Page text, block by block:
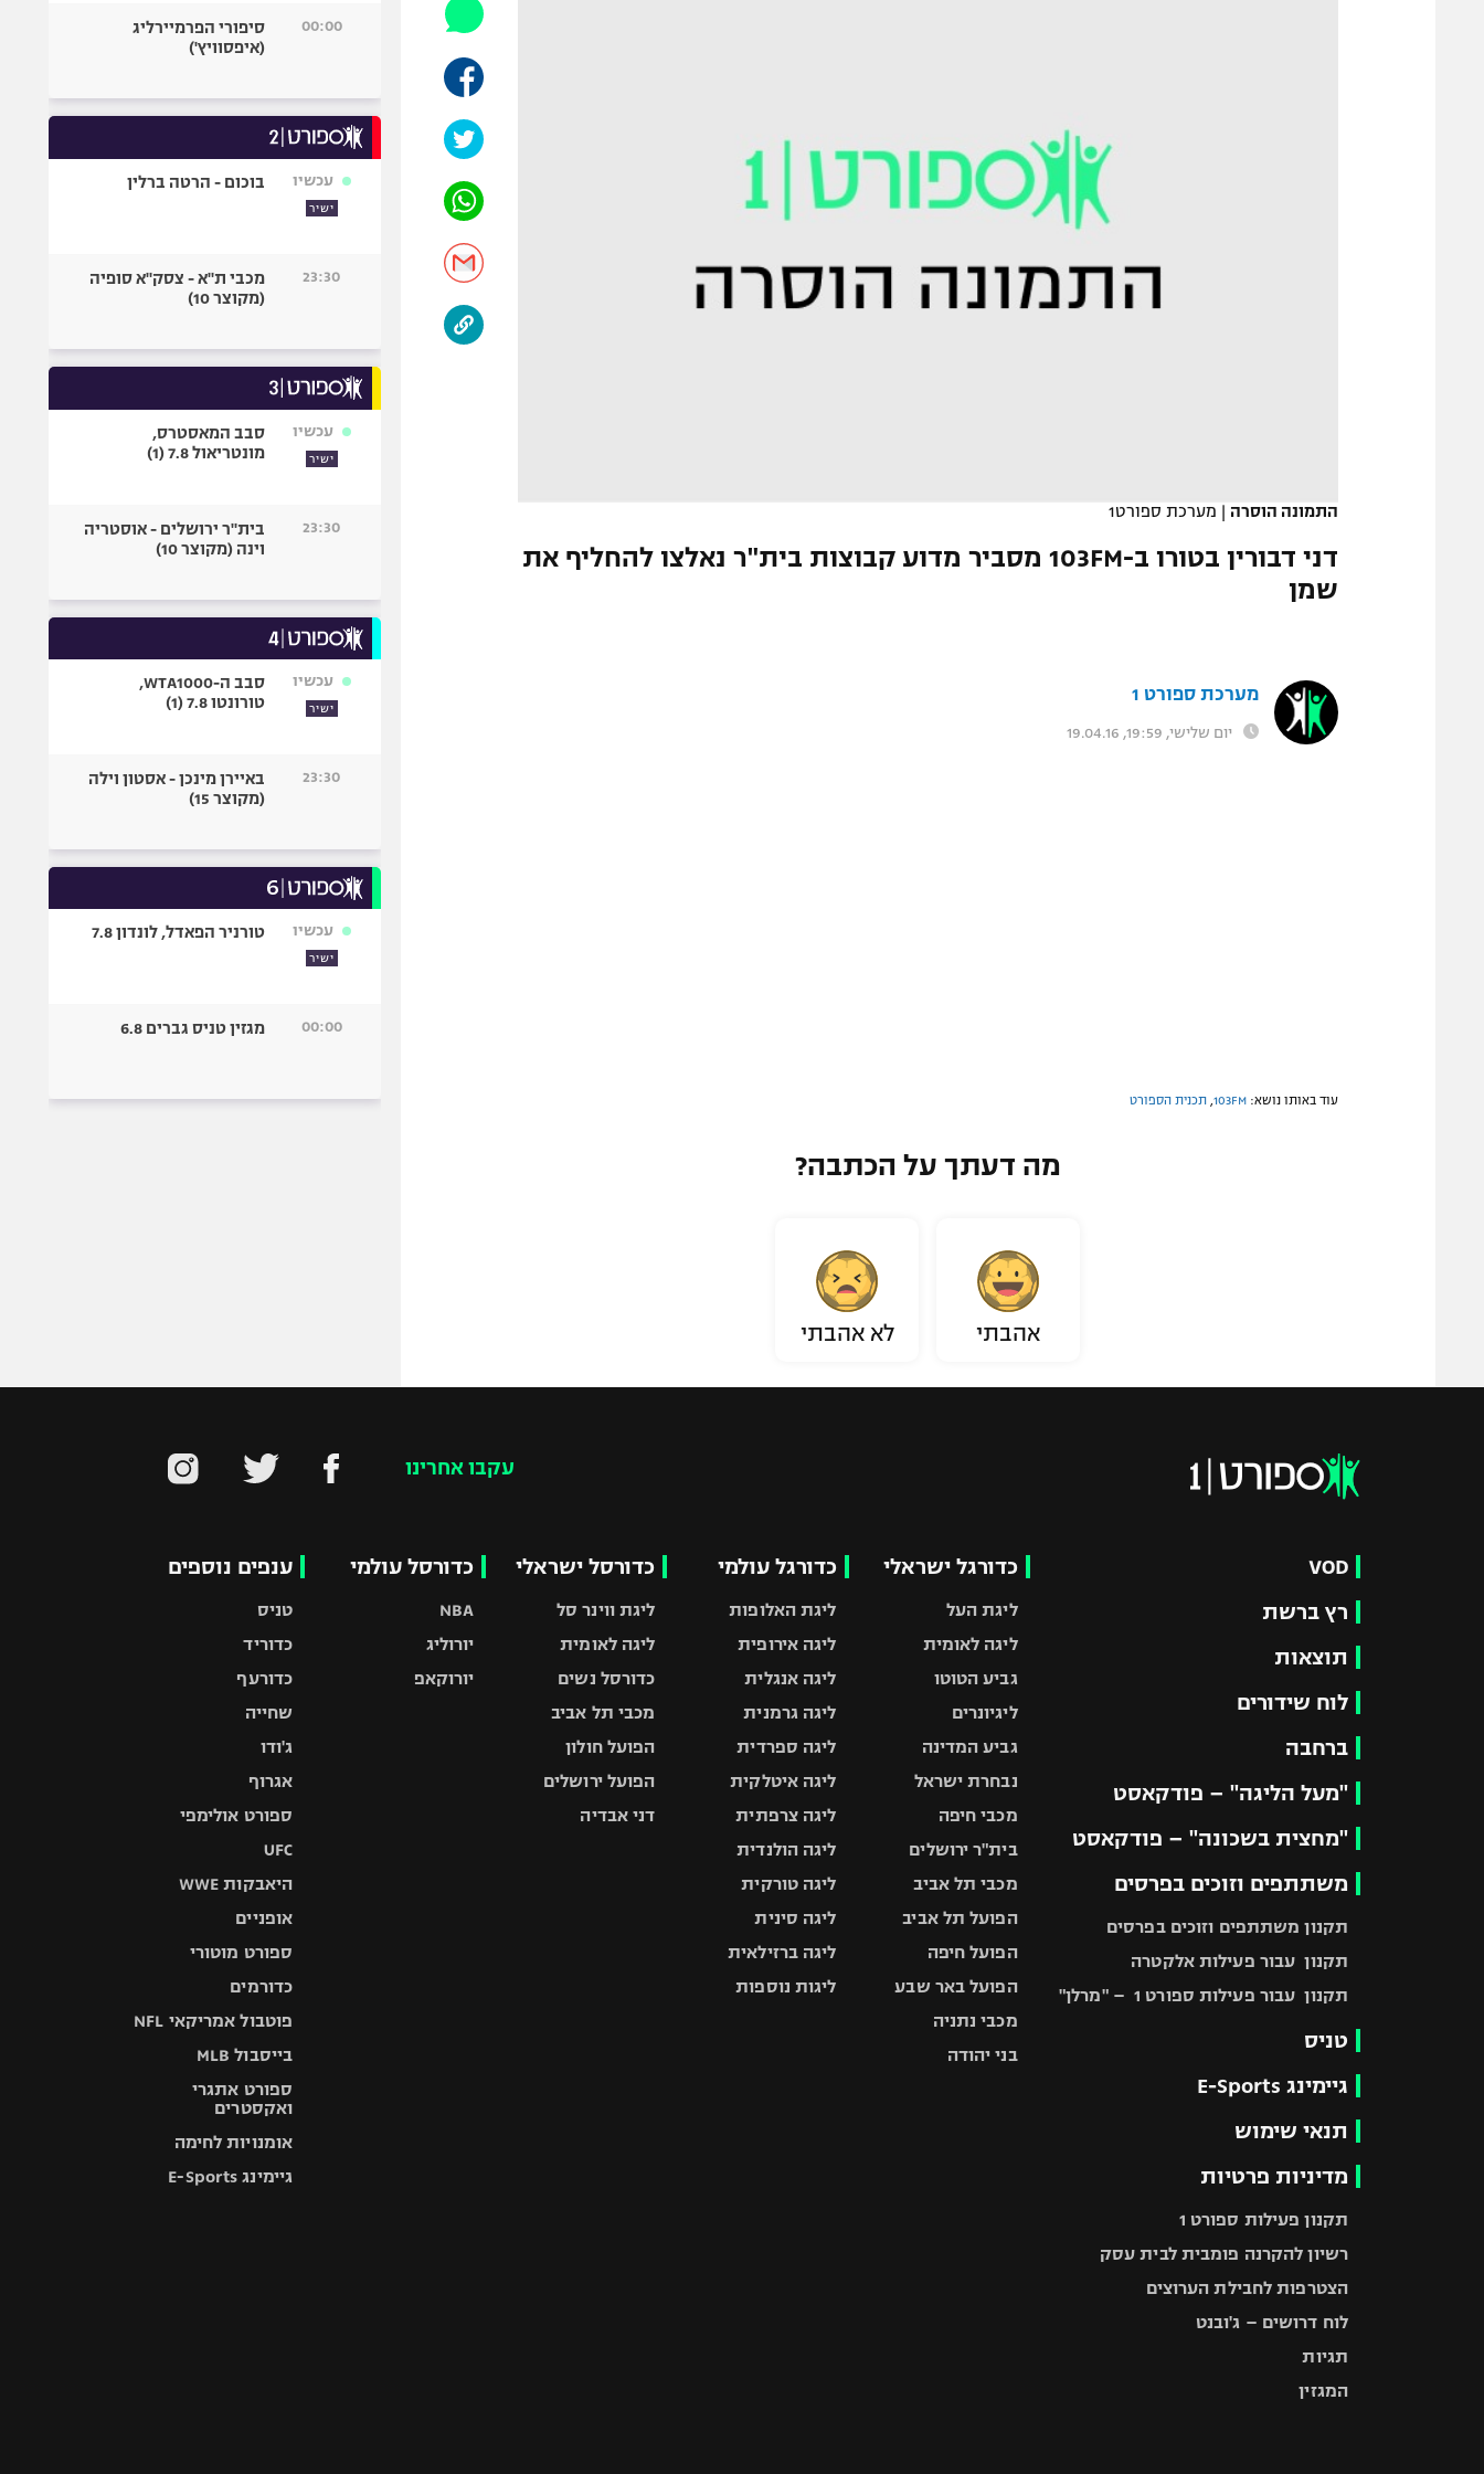
המגזין
מכבי נתניה
בני יהודה
אופניים
כדורמים
פוטבול אמריקאי NFL
גיימינג E-Sports
התמונה הוסרה | מערכת ספורט1
דני דבורין בטורו ב-103FM מסביר מדוע קבוצות בית"ר נאלצו להחליף את
שמן
מערכת ספורט 1
יום שלישי, 19:59, 19.04.16
עוד באותו נושא: 103FM תכנית הספורט
מה דעתך על הכתבה?
אהבתי לא אהבתי
00:00
סיפורי הפרמיירליג
(איפסוויץ')
עכשיו
ישיר
בוכום - הרטה ברלין
23:30
מכבי ת"א - צסק"א סופיה
(מקוצר 10)
עכשיו
ישיר
סבב המאסטרס,
מונטריאול 7.8 (1)
23:30
בית"ר ירושלים - אוסטריה
וינה (מקוצר 10)
עכשיו
ישיר
סבב ה-WTA1000,
טורונטו 7.8 (1)
23:30
באיירן מינכן - אסטון וילה
(מקוצר 15)
עכשיו
ישיר
טורניר הפאדל, לונדון 7.8
00:00 מגזין טניס גברים 6.8
עקבו אחרינו
VOD
רץ ברשת
תוצאות
לוח שידורים
ברחבה
"מעל הליגה" – פודקאסט
"מחצית בשכונה" – פודקאסט
משתתפים וזוכים בפרסים
תקנון משתתפים וזוכים בפרסים
תקנון עבור פעילות אלקטרה
תקנון עבור פעילות ספורט 1 – "מרלן"
טניס
גיימינג E-Sports
תנאי שימוש
מדיניות פרטיות
תקנון פעילות ספורט 1
רשיון להקרנה פומבית לבית עסק
הצטרפות לחבילת הערוצים
לוח דרושים – ג'ובנט
תגיות
המגזין
כדורגל ישראלי
ליגת העל
ליגה לאומית
גביע הטוטו
ליגיונרים
גביע המדינה
נבחרת ישראל
מכבי חיפה
בית"ר ירושלים
מכבי תל אביב
הפועל תל אביב
הפועל חיפה
הפועל באר שבע
מכבי נתניה
בני יהודה
כדורגל עולמי
ליגת האלופות
ליגה אירופית
ליגה אנגלית
ליגה גרמנית
ליגה ספרדית
ליגה איטלקית
ליגה צרפתית
ליגה הולנדית
ליגה טורקית
ליגה סינית
ליגה ברזילאית
ליגות נוספות
כדורסל ישראלי
ליגת ווינר סל
ליגה לאומית
כדורסל נשים
מכבי תל אביב
הפועל חולון
הפועל ירושלים
דני אבדיה
כדורסל עולמי
NBA
יורוליג
יורוקאפ
ענפים נוספים
טניס
כדוריד
כדורעף
שחייה
ג'ודו
אגרוף
ספורט אולימפי
UFC
היאבקות WWE
אופניים
ספורט מוטורי
כדורמים
פוטבול אמריקאי NFL
בייסבול MLB
ספורט אתגרי
ואקסטרים
אומנויות לחימה
גיימינג E-Sports